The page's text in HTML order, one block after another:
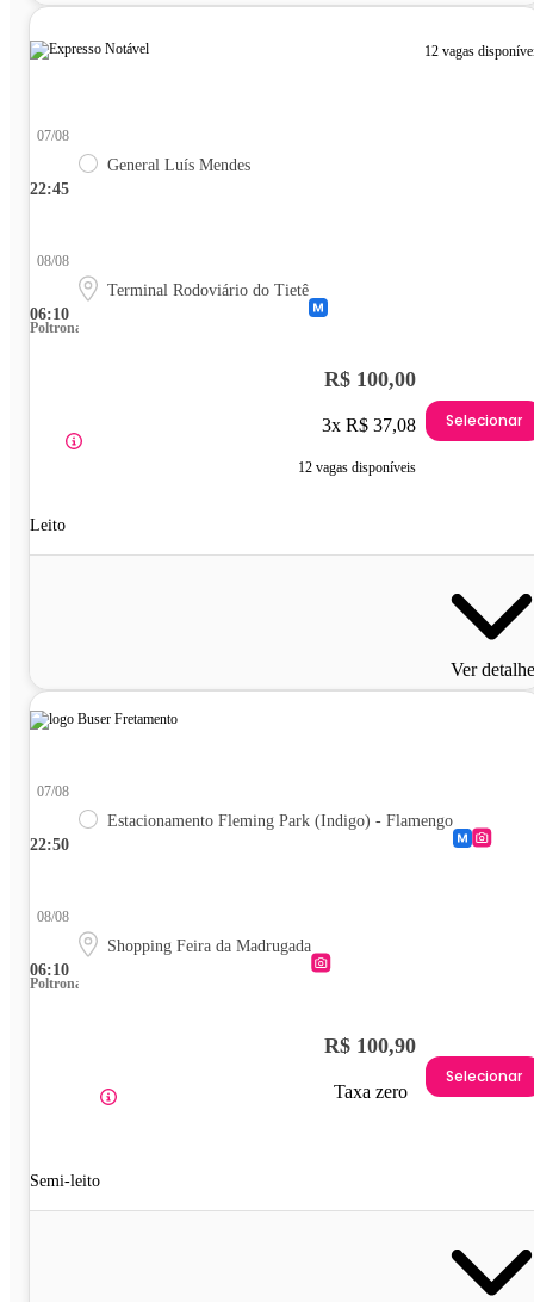
12 vagas
22:45
07/08
General Luís Mendes
06:10
08/08
Terminal Rodoviário do Tietê
Poltrona
Leito
R$ 100,00
3x R$ 37,08
12 vagas disponíveis
Selecionar
Ver
22:50
07/08
Estacionamento Fleming Park (Indigo) - Flamengo
06:10
08/08
Shopping Feira da Madrugada
Poltrona
Semi-leito
R$ 100,90
Taxa zero
Selecionar